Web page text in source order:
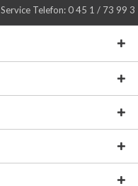
Service Telefon: 0 45 1 / 73 99 3